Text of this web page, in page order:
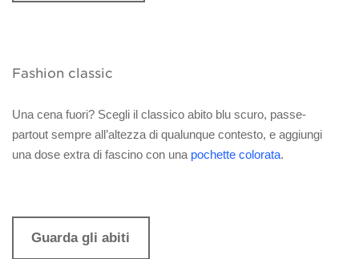
Fashion classic
Una cena fuori? Scegli il classico abito blu scuro, passe-
partout sempre all’altezza di qualunque contesto, e aggiungi
una dose extra di fascino con una pochette colorata.
Guarda gli abiti